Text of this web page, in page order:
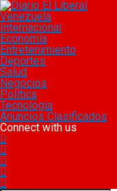
Venezuela
Internacional
Economía
Entretenimiento
Deportes
Salud
Negocios
Política
Tecnología
Anuncios Clasificados
Connect with us